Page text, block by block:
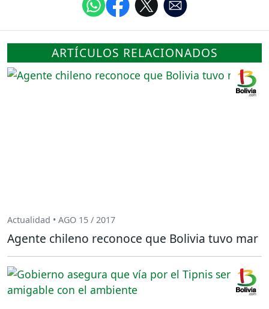
ARTÍCULOS RELACIONADOS
Actualidad • AGO 15 / 2017
Agente chileno reconoce que Bolivia tuvo mar